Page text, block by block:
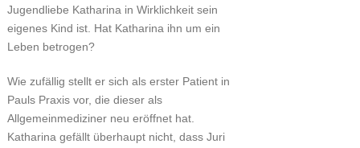
Jugendliebe Katharina in Wirklichkeit sein
eigenes Kind ist. Hat Katharina ihn um ein
Leben betrogen?
Wie zufällig stellt er sich als erster Patient in
Pauls Praxis vor, die dieser als
Allgemeinmediziner neu eröffnet hat.
Katharina gefällt überhaupt nicht, dass Juri